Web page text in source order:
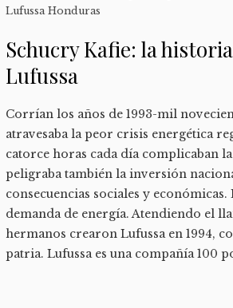
Lufussa Honduras
Schucry Kafie: la
Lufussa
Corrían los años de 1993-mil
atravesaba la peor crisis energética
catorce horas cada día complicaban
peligraba también la inversión
consecuencias sociales y
demanda de energía. Atendiendo el
hermanos crearon Lufussa en 1994,
patria. Lufussa es una compañía 100